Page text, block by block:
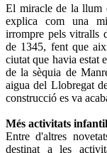
El miracle de la llum
explica com una
irrompre pels vitralls
de 1345, fent que
ciutat que havia estat
de la sèquia de
aigua del Llobregat
construcció es va
Més activitats
Entre d'altres
destinat a les